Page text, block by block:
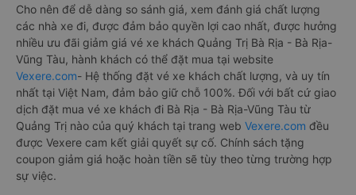
Cho nên để dễ dàng so sánh giá, xem đánh giá chất lượng
các nhà xe đi, được đảm bảo quyền lợi cao nhất, được hưởng
nhiều ưu đãi giảm giá vé xe khách Quảng Trị Bà Rịa - Bà Rịa-
Vũng Tàu, hành khách có thể đặt mua tại website
Vexere.com- Hệ thống đặt vé xe khách chất lượng, và uy tín
nhất tại Việt Nam, đảm bảo giữ chỗ 100%. Đối với bất cứ giao
dịch đặt mua vé xe khách đi Bà Rịa - Bà Rịa-Vũng Tàu từ
Quảng Trị nào của quý khách tại trang web Vexere.com đều
được Vexere cam kết giải quyết sự cố. Chính sách tặng
coupon giảm giá hoặc hoàn tiền sẽ tùy theo từng trường hợp
sự việc.